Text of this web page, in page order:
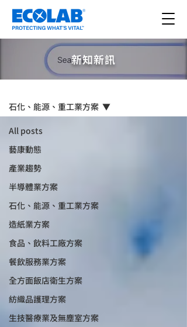
新知新訊
All posts
藝康動態
產業趨勢
半導體業方案
石化、能源、重工業方案
造紙業方案
食品、飲料工廠方案
餐飲服務業方案
全方面飯店衛生方案
紡織品護理方案
生技醫療業及無塵室方案
石化、能源、重工業方案
新知新訊